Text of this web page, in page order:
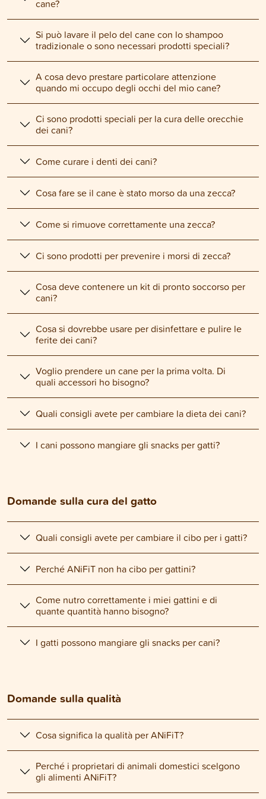
cane?
Si può lavare il pelo del cane con lo shampoo
tradizionale o sono necessari prodotti speciali?
A cosa devo prestare particolare attenzione
quando mi occupo degli occhi del mio cane?
Ci sono prodotti speciali per la cura delle orecchie
dei cani?
Come curare i denti dei cani?
Cosa fare se il cane è stato morso da una zecca?
Come si rimuove correttamente una zecca?
Ci sono prodotti per prevenire i morsi di zecca?
Cosa deve contenere un kit di pronto soccorso per
cani?
Cosa si dovrebbe usare per disinfettare e pulire le
ferite dei cani?
Voglio prendere un cane per la prima volta. Di
quali accessori ho bisogno?
Quali consigli avete per cambiare la dieta dei cani?
I cani possono mangiare gli snacks per gatti?
Domande sulla cura del gatto
Quali consigli avete per cambiare il cibo per i gatti?
Perché ANiFiT non ha cibo per gattini?
Come nutro correttamente i miei gattini e di
quante quantità hanno bisogno?
I gatti possono mangiare gli snacks per cani?
Domande sulla qualità
Cosa significa la qualità per ANiFiT?
Perché i proprietari di animali domestici scelgono
gli alimenti ANiFiT?